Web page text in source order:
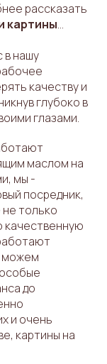
рассказать
картины...
в нашу
качеству и
глубоко в
глазами.
маслом на
мы -
посредник,
только
качественную
можем
до
и очень
картины на